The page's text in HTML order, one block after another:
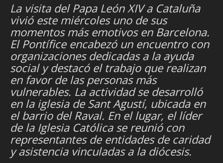
La visita del Papa León XIV a Cataluña
vivió este miércoles uno de sus
momentos más emotivos en Barcelona.
El Pontífice encabezó un encuentro con
organizaciones dedicadas a la ayuda
social y destacó el trabajo que realizan
en favor de las personas más
vulnerables. La actividad se desarrolló
en la iglesia de Sant Agustí, ubicada en
el barrio del Raval. En el lugar, el líder
de la Iglesia Católica se reunió con
representantes de entidades de caridad
y asistencia vinculadas a la diócesis.